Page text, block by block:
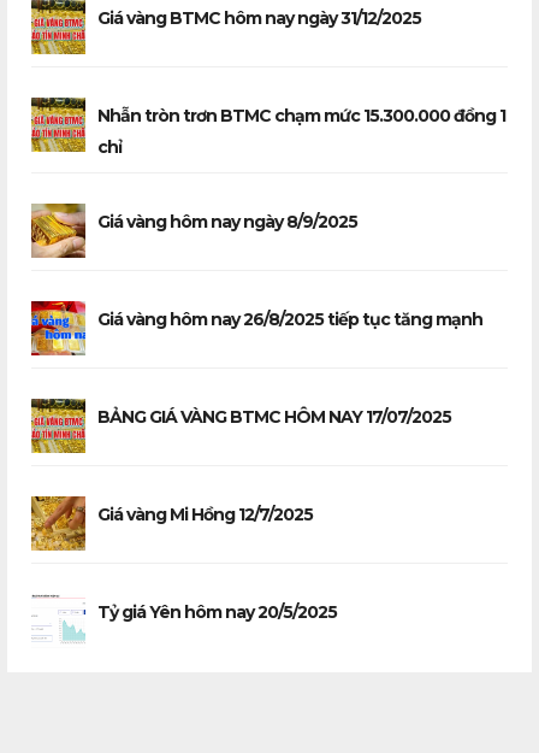
Giá vàng BTMC hôm nay ngày 31/12/2025
Nhẫn tròn trơn BTMC chạm mức 15.300.000 đồng 1
chỉ
Giá vàng hôm nay ngày 8/9/2025
Giá vàng hôm nay 26/8/2025 tiếp tục tăng mạnh
BẢNG GIÁ VÀNG BTMC HÔM NAY 17/07/2025
Giá vàng Mi Hồng 12/7/2025
Tỷ giá Yên hôm nay 20/5/2025